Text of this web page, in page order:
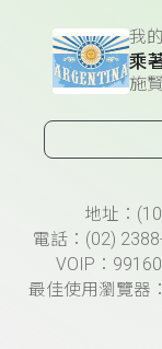
我
施
頁尾資訊地址：
電話：(02)
VOIP：
最佳使用瀏覽器